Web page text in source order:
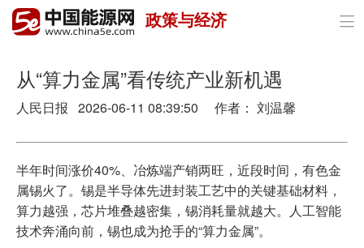
首页
政策与经济
油气
煤炭
电力
新能源
政策与经济 
从“算力金属”看传统产业新机遇
人民日报 2026-06-11 08:39:50 作者： 刘温馨
半年时间涨价40%、冶炼端产销两旺，近段时间，有色金
属锡火了。锡是半导体先进封装工艺中的关键基础材料，
算力越强，芯片堆叠越密集，锡消耗量就越大。人工智能
技术奔涌向前，锡也成为抢手的“算力金属”。